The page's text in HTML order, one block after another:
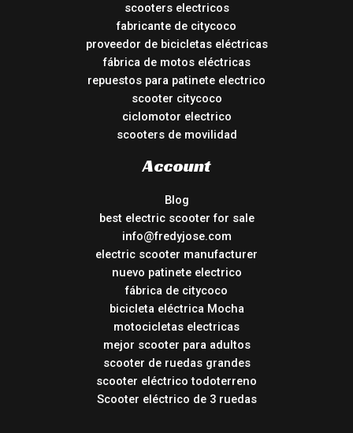
scooters electricos
fabricante de citycoco
proveedor de bicicletas eléctricas
fábrica de motos eléctricas
repuestos para patinete electrico
scooter citycoco
ciclomotor electrico
scooters de movilidad
Account
Blog
best electric scooter for sale
info@fredyjose.com
electric scooter manufacturer
nuevo patinete electrico
fábrica de citycoco
bicicleta eléctrica Mocha
motocicletas electricas
mejor scooter para adultos
scooter de ruedas grandes
scooter eléctrico todoterreno
Scooter eléctrico de 3 ruedas